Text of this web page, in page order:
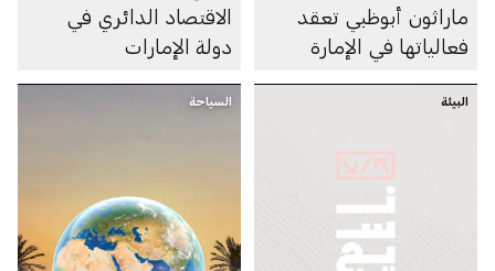
ماراثون أبوظبي تعقد
فعالياتها في الإمارة
الاقتصاد الدائري في
دولة الإمارات
البيئة السياحة